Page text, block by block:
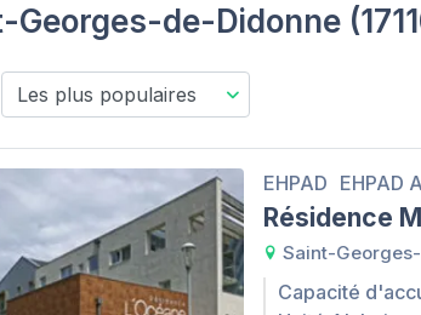
de-Didonne
EHPAD EHPAD
Résidence
Saint-Georges-
Capacité